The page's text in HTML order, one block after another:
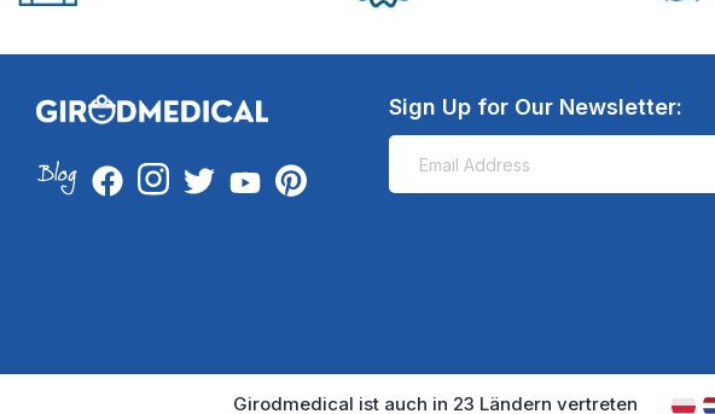
Sign Up for Our Newsletter:
Girodmedical ist auch in 23 Ländern vertreten